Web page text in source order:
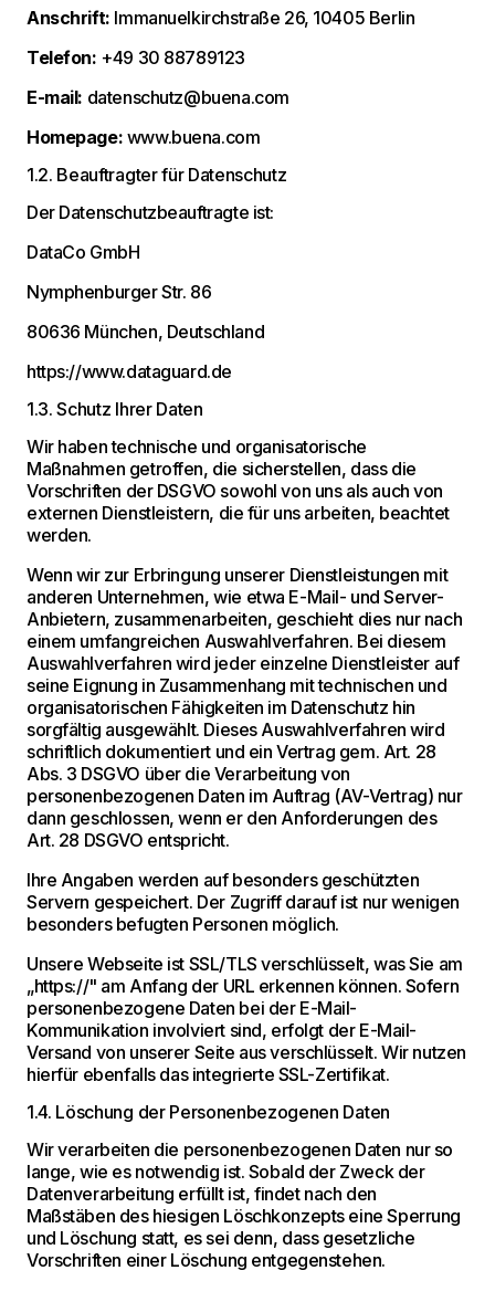
Anschrift: Immanuelkirchstraße 26, 10405 Berlin
Telefon: +49 30 88789123
E-mail: datenschutz@buena.com
Homepage: www.buena.com
1.2. Beauftragter für Datenschutz
Der Datenschutzbeauftragte ist:
DataCo GmbH
Nymphenburger Str. 86
80636 München, Deutschland
https://www.dataguard.de
1.3. Schutz Ihrer Daten
Wir haben technische und organisatorische
Maßnahmen getroffen, die sicherstellen, dass die
Vorschriften der DSGVO sowohl von uns als auch von
externen Dienstleistern, die für uns arbeiten, beachtet
werden.
Wenn wir zur Erbringung unserer Dienstleistungen mit
anderen Unternehmen, wie etwa E-Mail- und Server-
Anbietern, zusammenarbeiten, geschieht dies nur nach
einem umfangreichen Auswahlverfahren. Bei diesem
Auswahlverfahren wird jeder einzelne Dienstleister auf
seine Eignung in Zusammenhang mit technischen und
organisatorischen Fähigkeiten im Datenschutz hin
sorgfältig ausgewählt. Dieses Auswahlverfahren wird
schriftlich dokumentiert und ein Vertrag gem. Art. 28
Abs. 3 DSGVO über die Verarbeitung von
personenbezogenen Daten im Auftrag (AV-Vertrag) nur
dann geschlossen, wenn er den Anforderungen des
Art. 28 DSGVO entspricht.
Ihre Angaben werden auf besonders geschützten
Servern gespeichert. Der Zugriff darauf ist nur wenigen
besonders befugten Personen möglich.
Unsere Webseite ist SSL/TLS verschlüsselt, was Sie am
„https://" am Anfang der URL erkennen können. Sofern
personenbezogene Daten bei der E-Mail-
Kommunikation involviert sind, erfolgt der E-Mail-
Versand von unserer Seite aus verschlüsselt. Wir nutzen
hierfür ebenfalls das integrierte SSL-Zertifikat.
1.4. Löschung der Personenbezogenen Daten
Wir verarbeiten die personenbezogenen Daten nur so
lange, wie es notwendig ist. Sobald der Zweck der
Datenverarbeitung erfüllt ist, findet nach den
Maßstäben des hiesigen Löschkonzepts eine Sperrung
und Löschung statt, es sei denn, dass gesetzliche
Vorschriften einer Löschung entgegenstehen.